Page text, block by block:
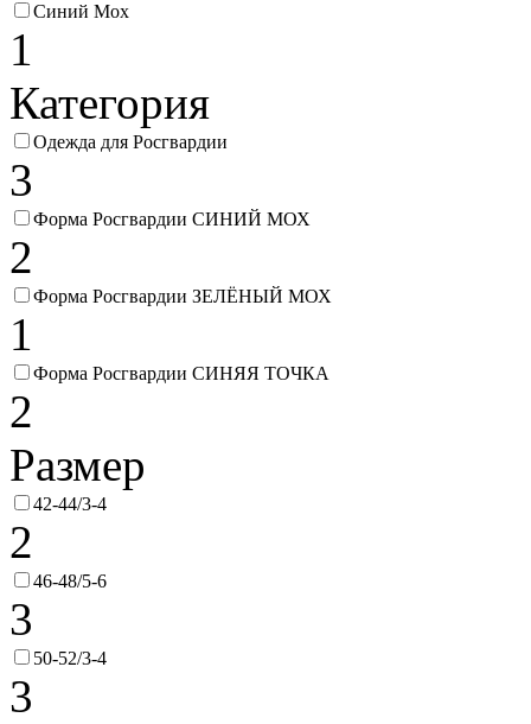
Синий Мох
1
Категория
Одежда для Росгвардии
3
Форма Росгвардии СИНИЙ МОХ
2
Форма Росгвардии ЗЕЛЁНЫЙ МОХ
1
Форма Росгвардии СИНЯЯ ТОЧКА
2
Размер
42-44/3-4
2
46-48/5-6
3
50-52/3-4
3